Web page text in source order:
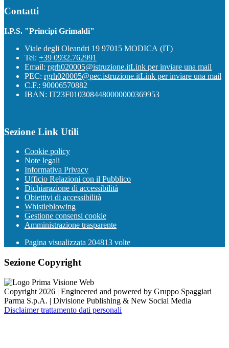
Contatti
I.P.S. "Principi Grimaldi"
Viale degli Oleandri 19 97015 MODICA (IT)
Tel: +39 0932.762991
Email: rgrh020005@istruzione.itLink per inviare una mail
PEC: rgrh020005@pec.istruzione.itLink per inviare una mail
C.F.: 90006570882
IBAN: IT23F0103084480000000369953
Sezione Link Utili
Cookie policy
Note legali
Informativa Privacy
Ufficio Relazioni con il Pubblico
Dichiarazione di accessibilità
Obiettivi di accessibilità
Whistleblowing
Gestione consensi cookie
Amministrazione trasparente
Pagina visualizzata 204813 volte
Sezione Copyright
Copyright 2026 | Engineered and powered by Gruppo Spaggiari
Parma S.p.A. | Divisione Publishing & New Social Media
Disclaimer trattamento dati personali